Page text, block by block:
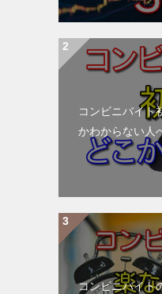
コンビニバイト
かわからない人
コンビニバイト